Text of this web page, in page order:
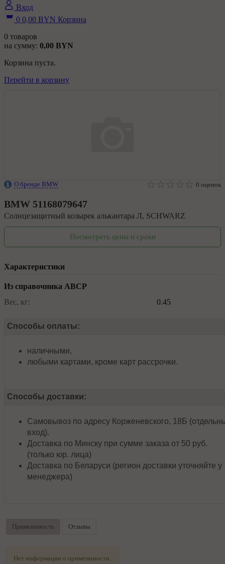
Вход
0 0,00 BYN Корзина
0 товаров
на сумму: 0,00 BYN
Корзина пуста.
Перейти в корзину
О бренде BMW 0 оценок
BMW 51168079647
Солнцезащитный козырек алькантара Л, SCHWARZ
Посмотреть цены и сроки
Характеристики
Из справочника ABCP
Вес, кг:
0.45
Способы оплаты:
наличными,
любыми картами, кроме карт рассрочки.
Способы доставки:
Самовывоз по адресу Корженевского, 18Б
вход).
Доставка по Минску при сумме заказа от 50 руб.
(только юр. лица)
Доставка по Беларуси (регион доставки уточняйте у
менеджера)
Применимость Отзывы
Нет информации о применимости.